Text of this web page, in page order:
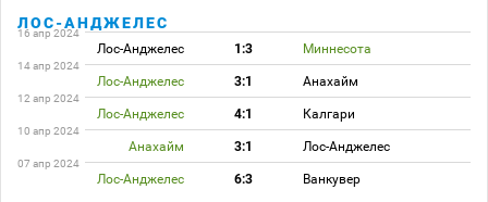
ЛОС-АНДЖЕЛЕС
16 апр 2024
Лос-Анджелес 1:3 Миннесота
14 апр 2024
Лос-Анджелес 3:1 Анахайм
12 апр 2024
Лос-Анджелес 4:1 Калгари
10 апр 2024
Анахайм 3:1 Лос-Анджелес
07 апр 2024
Лос-Анджелес 6:3 Ванкувер